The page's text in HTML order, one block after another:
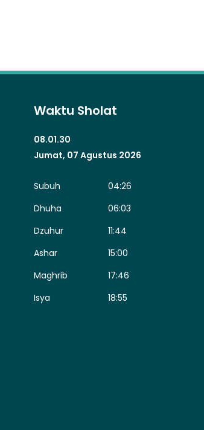
Waktu Sholat
08.01.31
Jumat, 07 Agustus 2026
Subuh
04:26
Dhuha
06:03
Dzuhur
11:44
Ashar
15:00
Maghrib
17:46
Isya
18:55